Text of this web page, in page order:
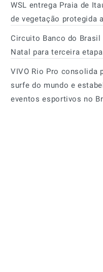
WSL entrega Praia de
de vegetação protegida
Circuito Banco do Brasil
Natal para terceira
VIVO Rio Pro consolida
surfe do mundo e
eventos esportivos no